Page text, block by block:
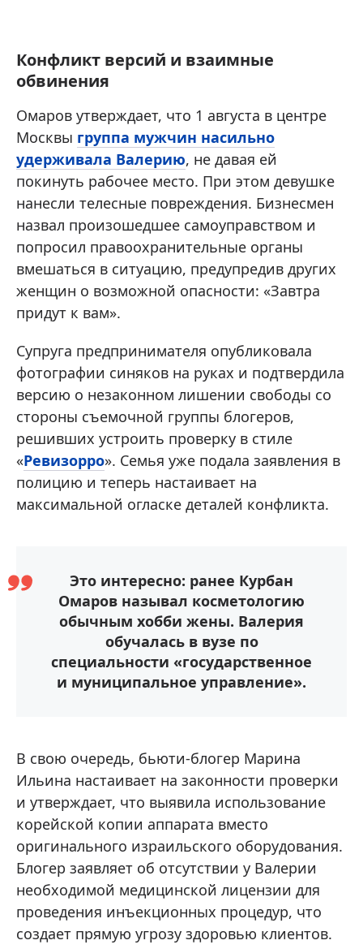
Конфликт версий и взаимные
обвинения
Омаров утверждает, что 1 августа в центре
Москвы группа мужчин насильно
удерживала Валерию, не давая ей
покинуть рабочее место. При этом девушке
нанесли телесные повреждения. Бизнесмен
назвал произошедшее самоуправством и
попросил правоохранительные органы
вмешаться в ситуацию, предупредив других
женщин о возможной опасности: «Завтра
придут к вам».
Супруга предпринимателя опубликовала
фотографии синяков на руках и подтвердила
версию о незаконном лишении свободы со
стороны съемочной группы блогеров,
решивших устроить проверку в стиле
«Ревизорро». Семья уже подала заявления в
полицию и теперь настаивает на
максимальной огласке деталей конфликта.
Это интересно: ранее Курбан
Омаров называл косметологию
обычным хобби жены. Валерия
обучалась в вузе по
специальности «государственное
и муниципальное управление».
В свою очередь, бьюти-блогер Марина
Ильина настаивает на законности проверки
и утверждает, что выявила использование
корейской копии аппарата вместо
оригинального израильского оборудования.
Блогер заявляет об отсутствии у Валерии
необходимой медицинской лицензии для
проведения инъекционных процедур, что
создает прямую угрозу здоровью клиентов.